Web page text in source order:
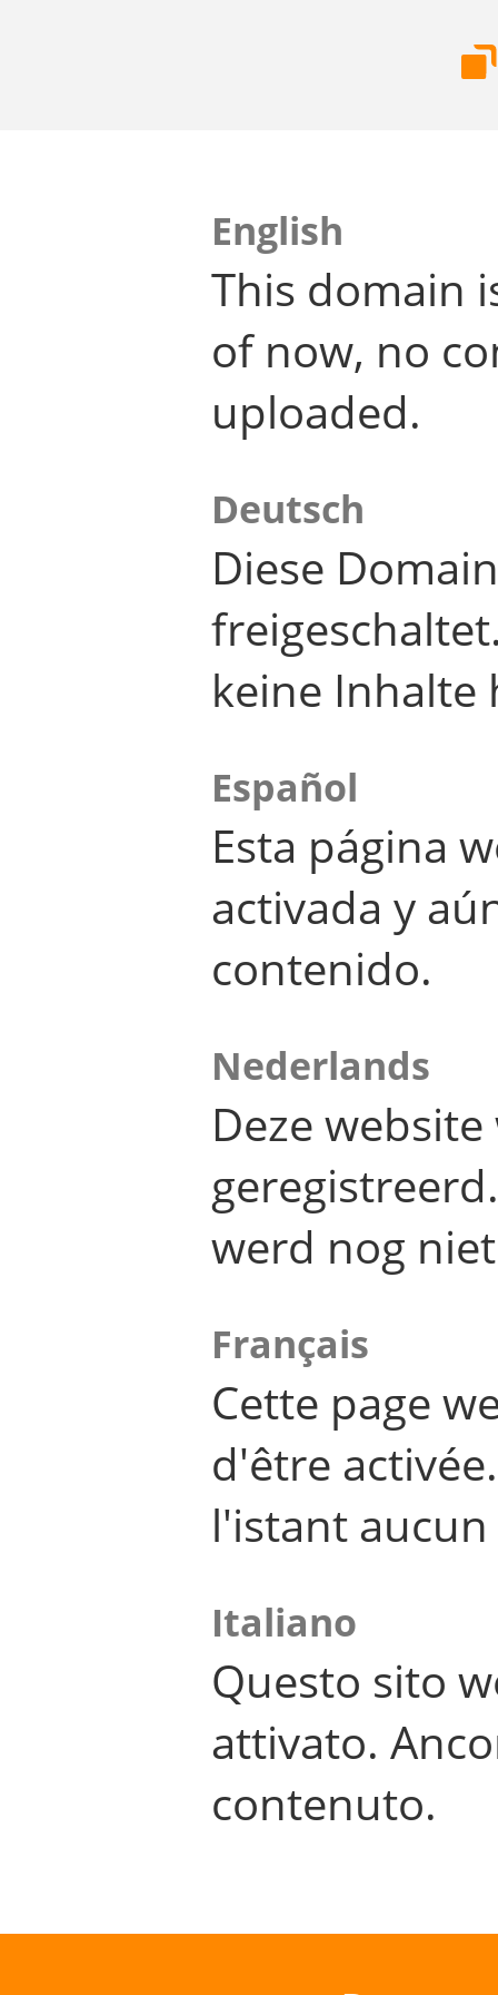
English
This domain
of now, no
uploaded.
Deutsch
Diese
keine Inhalte
Español
Esta página
activada y
contenido.
Nederlands
Deze
werd nog
Français
Cette page
d'être
l'istant
Italiano
Questo sito
attivato.
contenuto.